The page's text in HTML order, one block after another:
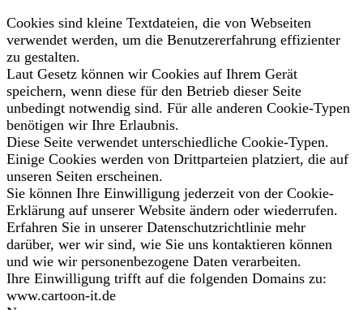
Cookies sind kleine Textdateien, die von Webseiten
verwendet werden, um die Benutzererfahrung effizienter
zu gestalten.
Laut Gesetz können wir Cookies auf Ihrem Gerät
speichern, wenn diese für den Betrieb dieser Seite
unbedingt notwendig sind. Für alle anderen Cookie-Typen
benötigen wir Ihre Erlaubnis.
Diese Seite verwendet unterschiedliche Cookie-Typen.
Einige Cookies werden von Drittparteien platziert, die auf
unseren Seiten erscheinen.
Sie können Ihre Einwilligung jederzeit von der Cookie-
Erklärung auf unserer Website ändern oder wiederrufen.
Erfahren Sie in unserer Datenschutzrichtlinie mehr
darüber, wer wir sind, wie Sie uns kontaktieren können
und wie wir personenbezogene Daten verarbeiten.
Ihre Einwilligung trifft auf die folgenden Domains zu:
www.cartoon-it.de